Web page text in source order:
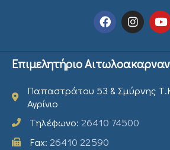
Επιμελητήριο
Παπαστράτου 53 & Σμύρνης
Αγρίνιο
Τηλέφωνο: 26410 74500
Fax: 26410 22590